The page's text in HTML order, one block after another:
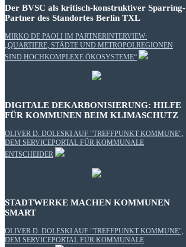
Der BVSC als kritisch-konstruktiver Sparring-
Partner des Standortes Berlin TXL
MIRKO DE PAOLI IM PARTNERINTERVIEW:
„QUARTIERE, STÄDTE UND METROPOLREGIONEN
SIND HOCHKOMPLEXE ÖKOSYSTEME“
DIGITALE DEKARBONISIERUNG: HILFE
FÜR KOMMUNEN BEIM KLIMASCHUTZ
OLIVER D. DOLESKI AUF "TREFFPUNKT KOMMUNE",
DEM SERVICEPORTAL FÜR KOMMUNALE
ENTSCHEIDER
STADTWERKE MACHEN KOMMUNEN
SMART
OLIVER D. DOLESKI AUF "TREFFPUNKT KOMMUNE",
DEM SERVICEPORTAL FÜR KOMMUNALE